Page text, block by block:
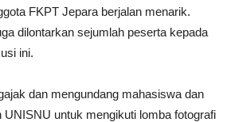
FKPT Jepara berjalan menarik.
dilontarkan sejumlah peserta kepada
ini.
dan mengundang mahasiswa dan
UNISNU untuk mengikuti lomba fotografi